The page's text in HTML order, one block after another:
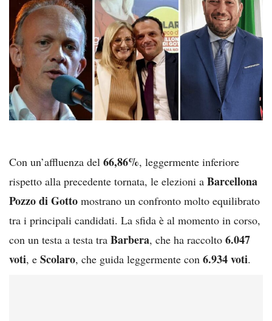
Con un’affluenza del 66,86%, leggermente inferiore
rispetto alla precedente tornata, le elezioni a Barcellona
Pozzo di Gotto mostrano un confronto molto equilibrato
tra i principali candidati. La sfida è al momento in corso,
con un testa a testa tra Barbera, che ha raccolto 6.047
voti, e Scolaro, che guida leggermente con 6.934 voti.